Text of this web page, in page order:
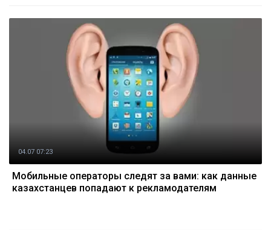
04.07 07:23
Мобильные операторы следят за вами: как данные
казахстанцев попадают к рекламодателям